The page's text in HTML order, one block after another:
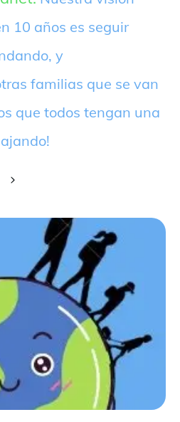
10 años es seguir
y
familias que se van
que todos tengan una